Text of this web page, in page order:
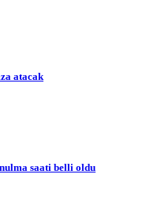
atacak
saati belli oldu